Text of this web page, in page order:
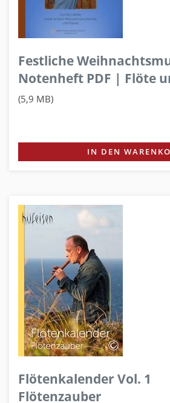
Festliche
Notenheft PDF | Flöte
(5,9 MB)
IN DEN
Flötenkalender Vol. 1
Flötenzauber